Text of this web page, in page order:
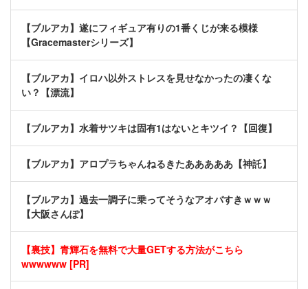
【ブルアカ】遂にフィギュア有りの1番くじが来る模様
【Gracemasterシリーズ】
【ブルアカ】イロハ以外ストレスを見せなかったの凄くな
い？【漂流】
【ブルアカ】水着サツキは固有1はないとキツイ？【回復】
【ブルアカ】アロプラちゃんねるきたあああああ【神託】
【ブルアカ】過去一調子に乗ってそうなアオバすきｗｗｗ
【大阪さんぽ】
【裏技】青輝石を無料で大量GETする方法がこちら
wwwwww [PR]